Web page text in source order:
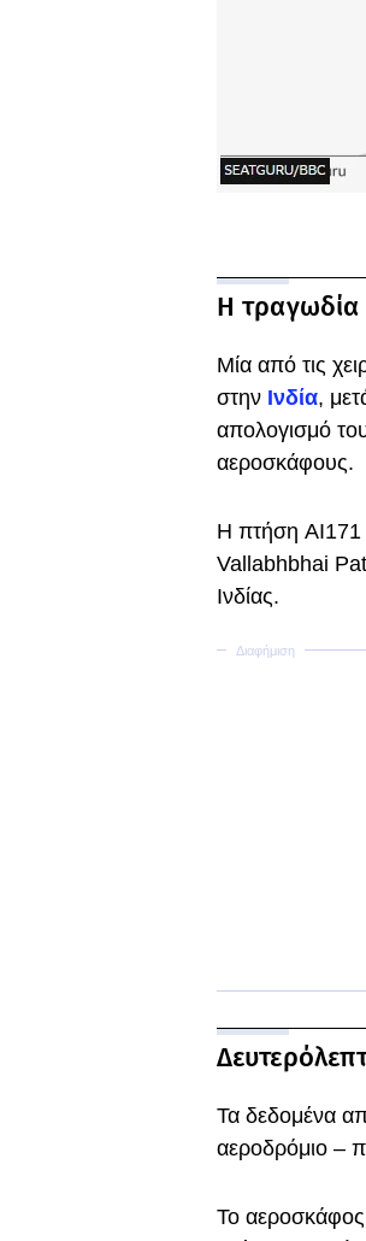
Η τραγωδία
Μία από τις
στην Ινδία,
απολογισμό
αεροσκάφους.
Η πτήση AI171
Vallabhbhai
Ινδίας.
Τα δεδομένα
αεροδρόμιο –
Το αεροσκάφος